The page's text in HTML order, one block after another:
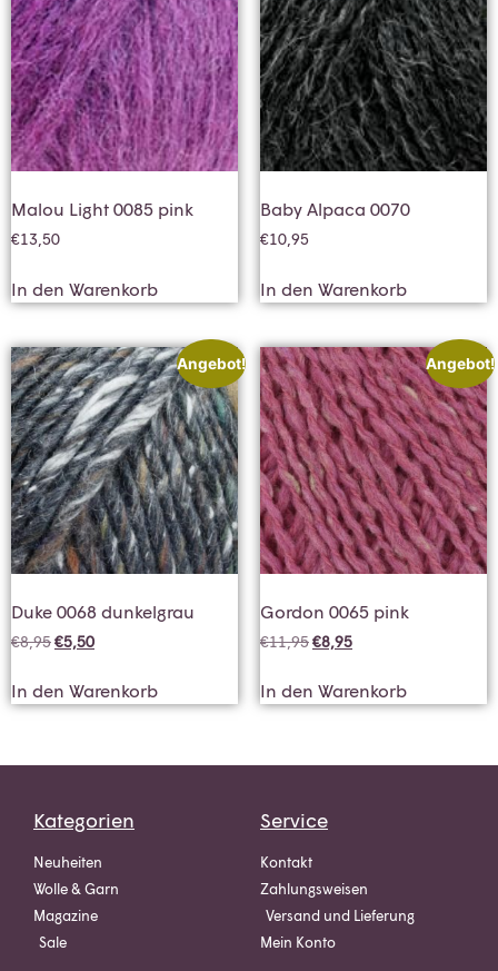
Malou Light 0085 pink
€13,50
In den Warenkorb
Baby Alpaca 0070
€10,95
In den Warenkorb
Angebot!
Duke 0068 dunkelgrau
€8,95€5,50
In den Warenkorb
Angebot!
Gordon 0065 pink
€11,95€8,95
In den Warenkorb
Kategorien
Neuheiten
Wolle & Garn
Magazine
Sale
Service
Kontakt
Zahlungsweisen
Versand und Lieferung
Mein Konto